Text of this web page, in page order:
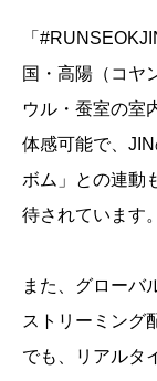
「
国・高陽（コヤ
ウル・蚕室の室
体感可能で、
ボム」との連動
待されています。
また、グローバ
ストリーミング
でも、リアルタ